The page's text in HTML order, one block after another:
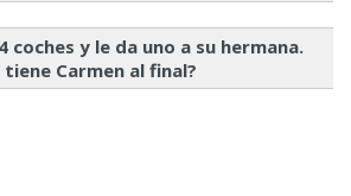
coches y le da uno a su hermana.
Carmen al final?